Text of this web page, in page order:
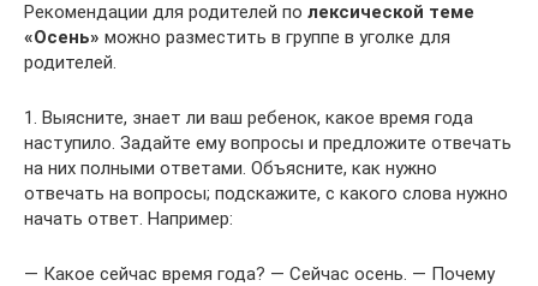
Рекомендации для родителей по лексической теме
«Осень» можно разместить в группе в уголке для
родителей.
1. Выясните, знает ли ваш ребенок, какое время года
наступило. Задайте ему вопросы и предложите отвечать
на них полными ответами. Объясните, как нужно
отвечать на вопросы; подскажите, с какого слова нужно
начать ответ. Например:
— Какое сейчас время года? — Сейчас осень. — Почему